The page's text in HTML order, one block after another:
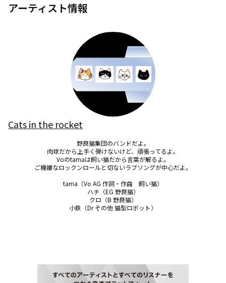
アーティスト情報
Cats in the rocket
野良猫集団のバンドだよ。
肉球だから上手く弾けないけど、頑張ってるよ。
Voのtamaは飼い猫だから言葉が解るよ。
ご機嫌なロックンロールと切ないラブソングが中心だよ。
tama（Vo AG 作詞・作曲　飼い猫）
ハチ（EG 野良猫）
クロ（B 野良猫）
小鉄（Dr その他 猫型ロボット）